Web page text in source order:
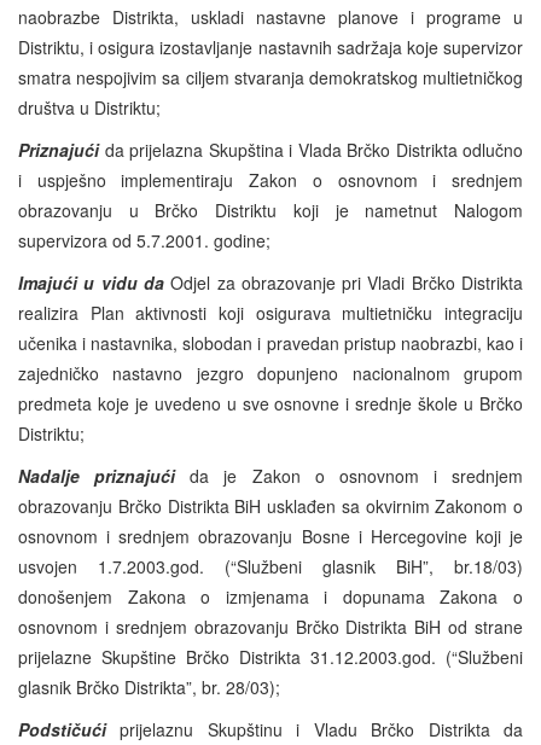
naobrazbe Distrikta, uskladi nastavne planove i programe u
Distriktu, i osigura izostavljanje nastavnih sadržaja koje supervizor
smatra nespojivim sa ciljem stvaranja demokratskog multietničkog
društva u Distriktu;
Priznajući da prijelazna Skupština i Vlada Brčko Distrikta odlučno
i uspješno implementiraju Zakon o osnovnom i srednjem
obrazovanju u Brčko Distriktu koji je nametnut Nalogom
supervizora od 5.7.2001. godine;
Imajući u vidu daOdjel za obrazovanje pri Vladi Brčko Distrikta
realizira Plan aktivnosti koji osigurava multietničku integraciju
učenika i nastavnika, slobodan i pravedan pristup naobrazbi, kao i
zajedničko nastavno jezgro dopunjeno nacionalnom grupom
predmeta koje je uvedeno u sve osnovne i srednje škole u Brčko
Distriktu;
Nadalje priznajućida je Zakon o osnovnom i srednjem
obrazovanju Brčko Distrikta BiH usklađen sa okvirnim Zakonom o
osnovnom i srednjem obrazovanju Bosne i Hercegovine koji je
usvojen 1.7.2003.god. (“Službeni glasnik BiH”, br.18/03)
donošenjem Zakona o izmjenama i dopunama Zakona o
osnovnom i srednjem obrazovanju Brčko Distrikta BiH od strane
prijelazne Skupštine Brčko Distrikta 31.12.2003.god. (“Službeni
glasnik Brčko Distrikta”, br. 28/03);
Podstičućiprijelaznu Skupštinu i Vladu Brčko Distrikta da